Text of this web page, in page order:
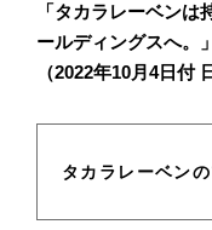
「タカラレーベン
ールディングスへ。」
（2022年10月4日付
タカラレーベン